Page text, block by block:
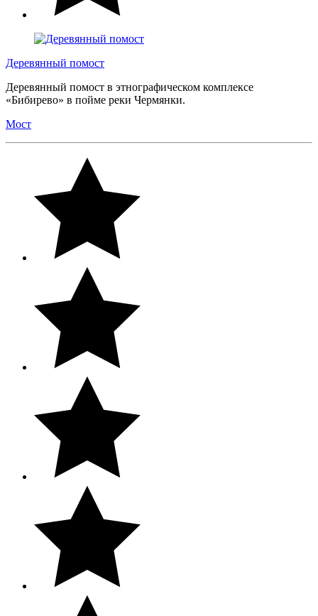
Деревянный помост
Деревянный помост в этнографическом комплексе
«Бибирево» в пойме реки Чермянки.
Мост